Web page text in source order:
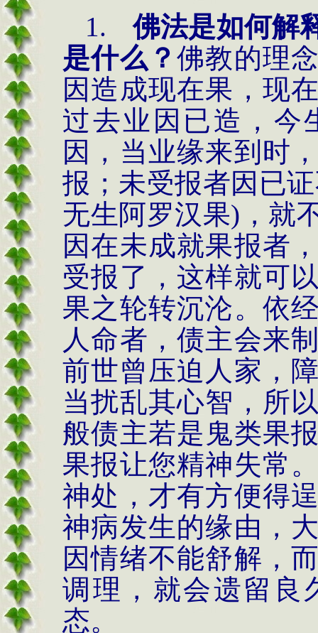
1.
佛法是如何解
是什么？佛教的理
因造成现在果，现
过去业因已造，今
因，当业缘来到时
报；未受报者因已
无生阿罗汉果)，就
因在未成就果报者
受报了，这样就可
果之轮转沉沦。依
人命者，债主会来
前世曾压迫人家，
当扰乱其心智，所
般债主若是鬼类果
果报让您精神失常
神处，才有方便得
神病发生的缘由，
因情绪不能舒解，
调理，就会遗留良
态。